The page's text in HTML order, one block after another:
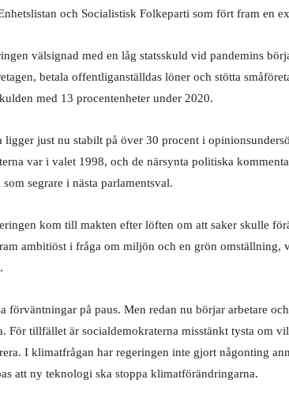
och Socialistisk Folkeparti som fört fram en
välsignad med en låg statsskuld vid pandemins
betala offentliganställdas löner och stötta
med 13 procentenheter under 2020.
ligger just nu stabilt på över 30 procent i
var i valet 1998, och de närsynta politiska
segrare i nästa parlamentsval.
kom till makten efter löften om att saker skulle
ambitiöst i fråga om miljön och en grön omställning,
förväntningar på paus. Men redan nu börjar arbetare
För tillfället är socialdemokraterna misstänkt tysta om
I klimatfrågan har regeringen inte gjort någonting
att ny teknologi ska stoppa klimatförändringarna.